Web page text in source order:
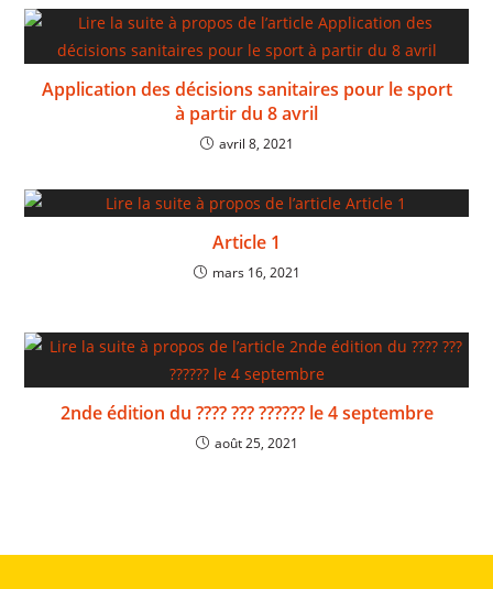
Application des décisions sanitaires pour le sport
à partir du 8 avril
avril 8, 2021
Article 1
mars 16, 2021
2nde édition du ???? ??? ?????? le 4 septembre
août 25, 2021